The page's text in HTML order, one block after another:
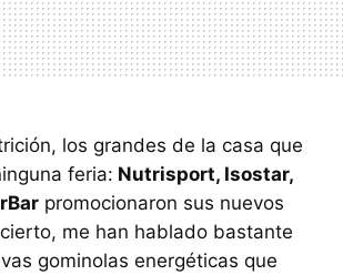
los grandes de la casa que
feria: Nutrisport, Isostar,
promocionaron sus nuevos
me han hablado bastante
gominolas energéticas que